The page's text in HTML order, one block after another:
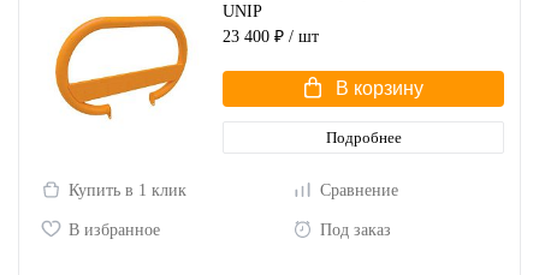
UNIP
23 400 ₽ / шт
В корзину
Подробнее
Купить в 1 клик Сравнение
В избранное Под заказ